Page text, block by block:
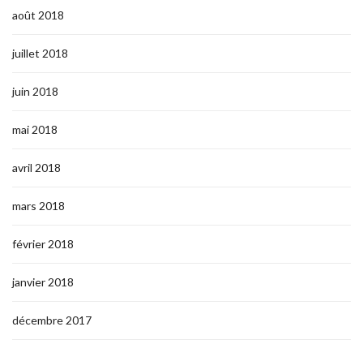
août 2018
juillet 2018
juin 2018
mai 2018
avril 2018
mars 2018
février 2018
janvier 2018
décembre 2017